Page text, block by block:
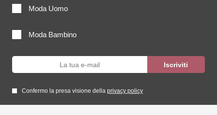
Moda Uomo
Moda Bambino
Confermo la presa visione della privacy policy